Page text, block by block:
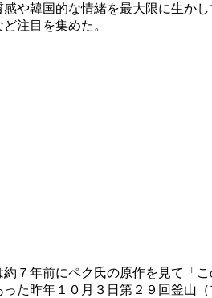
や韓国的な情緒を最大限に生か
注目を集めた。
７年前にペク氏の原作を見て
た昨年１０月３日第２９回釜山